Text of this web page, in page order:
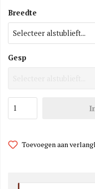
Breedte
Gesp
Toevoegen aan